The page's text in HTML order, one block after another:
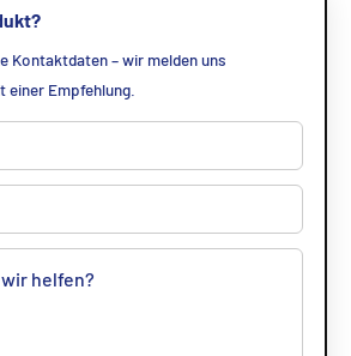
Kontaktdaten – wir melden uns
Empfehlung.